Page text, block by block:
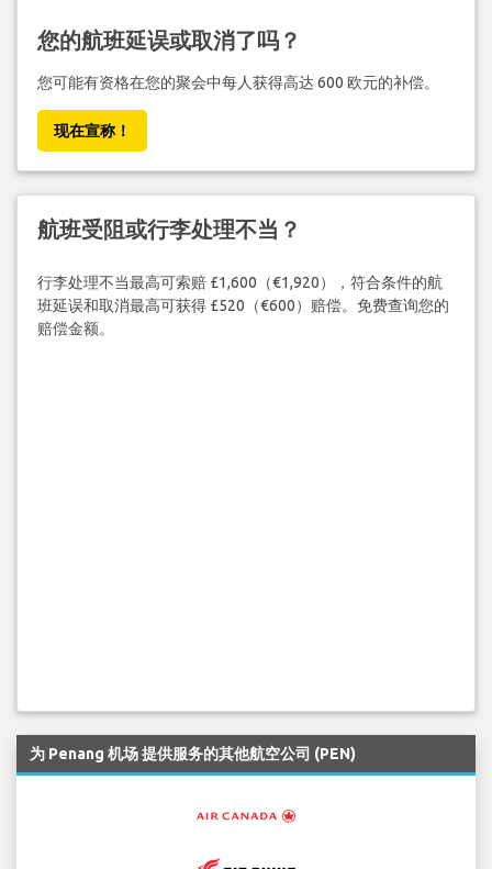
您的航班延误或取消了吗？
您可能有资格在您的聚会中每人获得高达 600 欧元的补偿。
现在宣称！
航班受阻或行李处理不当？
行李处理不当最高可索赔 £1,600（€1,920），符合条件的航
班延误和取消最高可获得 £520（€600）赔偿。免费查询您的
赔偿金额。
为 Penang 机场 提供服务的其他航空公司 (PEN)